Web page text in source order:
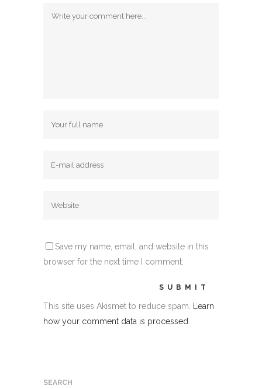
Save my name, email, and website in this
browser for the next time I comment.
This site uses Akismet to reduce spam.
Learn
how your comment data is processed.
SEARCH